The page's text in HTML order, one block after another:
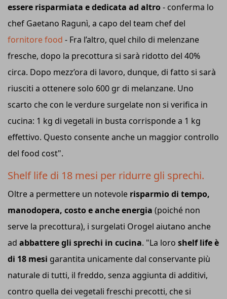
essere risparmiata e dedicata ad altro- conferma lo
chef Gaetano Ragunì, a capo del team chef del
fornitore food - Fra l’altro, quel chilo di melenzane
fresche, dopo la precottura si sarà ridotto del 40%
circa. Dopo mezz’ora di lavoro, dunque, di fatto si sarà
riusciti a ottenere solo 600 gr di melanzane. Uno
scarto che con le verdure surgelate non si verifica in
cucina: 1 kg di vegetali in busta corrisponde a 1 kg
effettivo. Questo consente anche un maggior controllo
del food cost".
Shelf life di 18 mesi per ridurre gli sprechi.
Oltre a permettere un notevole risparmio di tempo,
manodopera, costo e anche energia (poiché non
serve la precottura), i surgelati Orogel aiutano anche
ad abbattere gli sprechi in cucina. "La loro shelf life è
di 18 mesi garantita unicamente dal conservante più
naturale di tutti, il freddo, senza aggiunta di additivi,
contro quella dei vegetali freschi precotti, che si